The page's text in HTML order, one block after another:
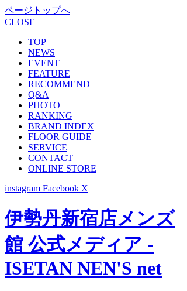
ページトップへ
CLOSE
TOP
NEWS
EVENT
FEATURE
RECOMMEND
Q&A
PHOTO
RANKING
BRAND INDEX
FLOOR GUIDE
SERVICE
CONTACT
ONLINE STORE
instagram Facebook X
伊勢丹新宿店メンズ
館 公式メディア -
ISETAN NEN'S net